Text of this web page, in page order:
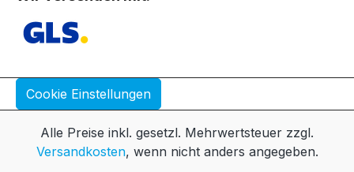
Cookie Einstellungen
Alle Preise inkl. gesetzl. Mehrwertsteuer zzgl.
Versandkosten, wenn nicht anders angegeben.